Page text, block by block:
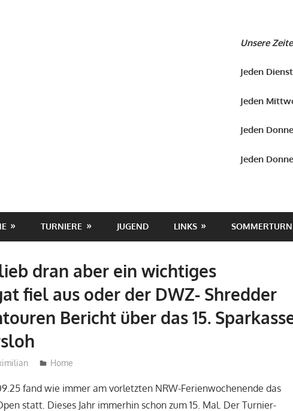
Unsere
Jeden
Jeden
Jeden
Jeden
TURNIERE JUGEND LINKS
dran aber ein wichtiges
fiel aus oder der DWZ- Shredder
Bericht über das 15.
Home
fand wie immer am vorletzten NRW-Ferienwochenende das
statt. Dieses Jahr immerhin schon zum 15. Mal. Der Turnier-